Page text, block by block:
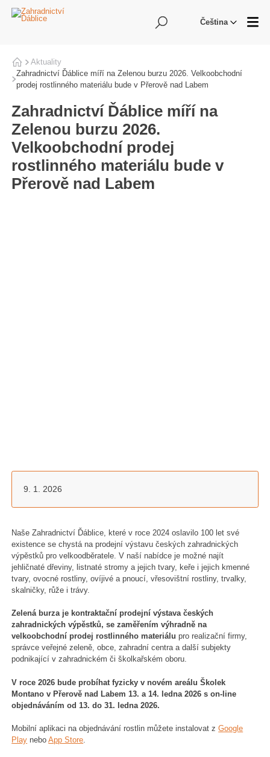
Čeština
Domů
Aktuality
Zahradnictví Ďáblice míří na Zelenou burzu 2026. Velkoobchodní
prodej rostlinného materiálu bude v Přerově nad Labem
Zahradnictví Ďáblice míří na
Zelenou burzu 2026.
Velkoobchodní prodej
rostlinného materiálu bude v
Přerově nad Labem
9. 1. 2026
Naše Zahradnictví Ďáblice, které v roce 2024 oslavilo 100 let své
existence se chystá na prodejní výstavu českých zahradnických
výpěstků pro velkoodběratele. V naší nabídce je možné najít
jehličnaté dřeviny, listnaté stromy a jejich tvary, keře i jejich kmenné
tvary, ovocné rostliny, ovíjivé a pnoucí, vřesovištní rostliny, trvalky,
skalničky, růže i trávy.
Zelená burza je kontraktační prodejní výstava českých
zahradnických výpěstků, se zaměřením výhradně na
velkoobchodní prodej rostlinného materiálu pro realizační firmy,
správce veřejné zeleně, obce, zahradní centra a další subjekty
podnikající v zahradnickém či školkařském oboru.
V roce 2026 bude probíhat fyzicky v novém areálu Školek
Montano v Přerově nad Labem 13. a 14. ledna 2026 s on-line
objednáváním od 13. do 31. ledna 2026.
Mobilní aplikaci na objednávání rostlin můžete instalovat zGoogle
Play neboApp Store